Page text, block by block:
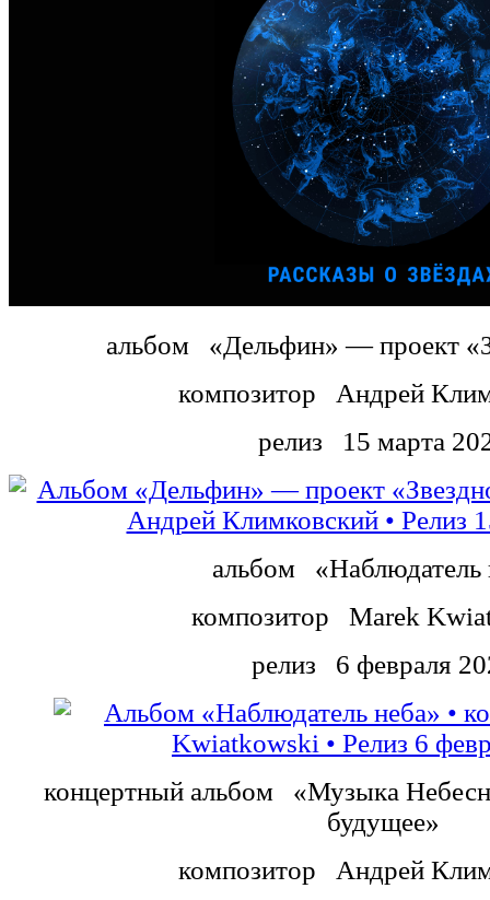
альбом «Дельфин» —проект
композитор
Андрей
релиз
15 марта
альбом
«Наблюдатель
композитор
Marek
релиз
6 февраля
концертный альбом
«Музыка
будущее»
композитор
Андрей